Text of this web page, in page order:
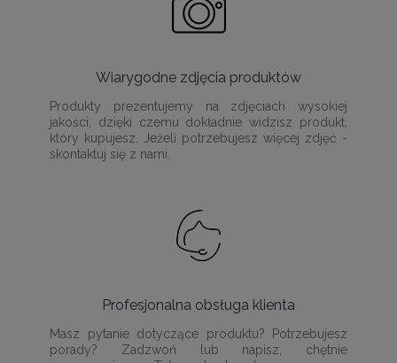
Wiarygodne zdjęcia produktów
Produkty prezentujemy na zdjęciach wysokiej
jakości, dzięki czemu dokładnie widzisz produkt,
który kupujesz. Jeżeli potrzebujesz więcej zdjęć -
skontaktuj się z nami.
Profesjonalna obsługa klienta
Masz pytanie dotyczące produktu? Potrzebujesz
porady? Zadzwoń lub napisz, chętnie